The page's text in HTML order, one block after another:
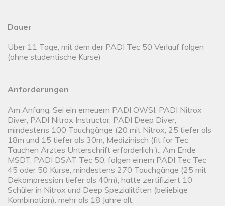
Dauer
Über 11 Tage, mit dem der PADI Tec 50 Verlauf folgen
(ohne studentische Kurse)
Anforderungen
Am Anfang: Sei ein erneuern PADI OWSI, PADI Nitrox
Diver, PADI Nitrox Instructor, PADI Deep Diver,
mindestens 100 Tauchgänge (20 mit Nitrox, 25 tiefer als
18m und 15 tiefer als 30m, Medizinisch (fit for Tec
Tauchen Arztes Unterschrift erforderlich ):. Am Ende
MSDT, PADI DSAT Tec 50, folgen einem PADI Tec Tec
45 oder 50 Kurse, mindestens 270 Tauchgänge (25 mit
Dekompression tiefer als 40m), hatte zertifiziert 10
Schüler in Nitrox und Deep Spezialitäten (beliebige
Kombination). mehr als 18 Jahre alt.